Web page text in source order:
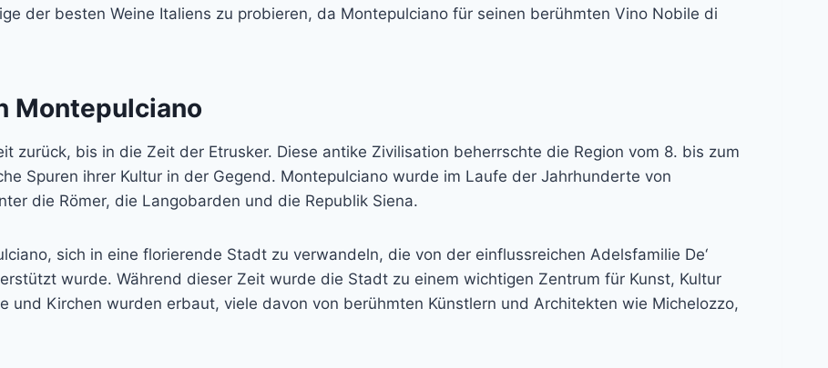
der besten Weine Italiens zu probieren, da Montepulciano für seinen berühmten Vino Nobile di
Montepulciano
zurück, bis in die Zeit der Etrusker. Diese antike Zivilisation beherrschte die Region vom 8. bis zum
Spuren ihrer Kultur in der Gegend. Montepulciano wurde im Laufe der Jahrhunderte von
die Römer, die Langobarden und die Republik Siena.
sich in eine florierende Stadt zu verwandeln, die von der einflussreichen Adelsfamilie De‘
wurde. Während dieser Zeit wurde die Stadt zu einem wichtigen Zentrum für Kunst, Kultur
und Kirchen wurden erbaut, viele davon von berühmten Künstlern und Architekten wie Michelozzo,